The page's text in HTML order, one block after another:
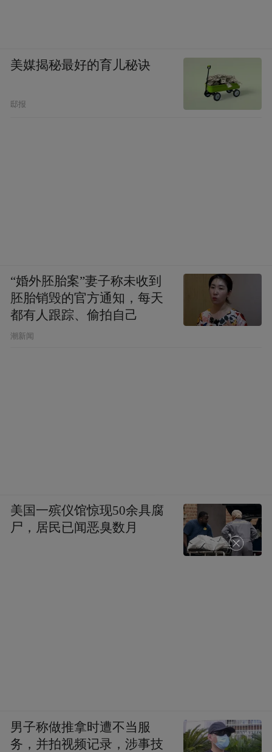
美媒揭秘最好的育儿秘诀
邸报
“婚外胚胎案”妻子称未收到
胚胎销毁的官方通知，每天
都有人跟踪、偷拍自己
潮新闻
美国一殡仪馆惊现50余具腐
尸，居民已闻恶臭数月
男子称做推拿时遭不当服
务，并拍视频记录，涉事技